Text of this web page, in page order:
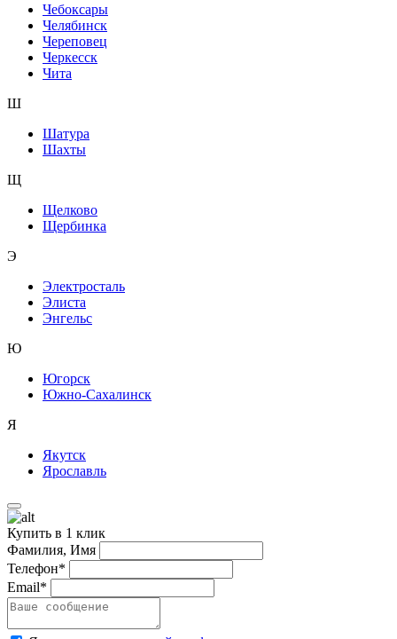
Чебоксары
Челябинск
Череповец
Черкесск
Чита
Ш
Шатура
Шахты
Щ
Щелково
Щербинка
Э
Электросталь
Элиста
Энгельс
Ю
Югорск
Южно-Сахалинск
Я
Якутск
Ярославль
Купить в 1 клик
Фамилия, Имя
Телефон*
Email*